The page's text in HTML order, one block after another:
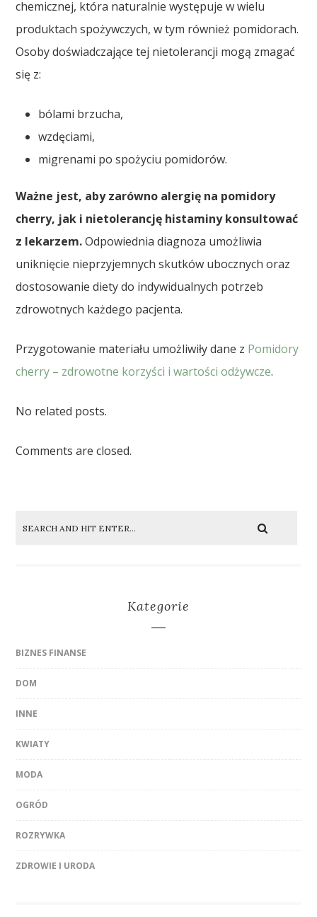
chemicznej, która naturalnie występuje w wielu
produktach spożywczych, w tym również pomidorach.
Osoby doświadczające tej nietolerancji mogą zmagać
się z:
bólami brzucha,
wzdęciami,
migrenami po spożyciu pomidorów.
Ważne jest, aby zarówno alergię na pomidory
cherry, jak i nietolerancję histaminy konsultować
z lekarzem.Odpowiednia diagnoza umożliwia
uniknięcie nieprzyjemnych skutków ubocznych oraz
dostosowanie diety do indywidualnych potrzeb
zdrowotnych każdego pacjenta.
Przygotowanie materiału umożliwiły dane z Pomidory
cherry – zdrowotne korzyści i wartości odżywcze.
No related posts.
Comments are closed.
Kategorie
BIZNES FINANSE
DOM
INNE
KWIATY
MODA
OGRÓD
ROZRYWKA
ZDROWIE I URODA